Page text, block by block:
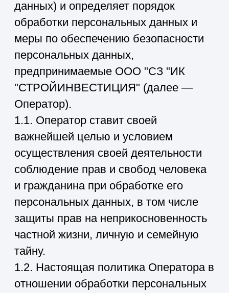
Оператор).
1.1. Оператор ставит своей
важнейшей целью и условием
осуществления своей деятельности
соблюдение прав и свобод человека
персональных данных, в том числе
защиты прав на неприкосновенность
частной жизни, личную и семейную
1.2. Настоящая политика Оператора в
отношении обработки персональных
применяется ко всей информации,
которую Оператор может получить о
посетителях веб-
сайта https://stroyinvest39.ru/
2. Основные понятия, используемые
в Политике
2.1. Автоматизированная обработка
персональных данных — обработка
персональных данных с помощью
средств вычислительной техники.
2.2. Блокирование персональных